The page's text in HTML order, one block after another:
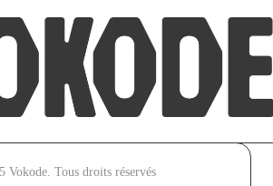
Tous droits réservés